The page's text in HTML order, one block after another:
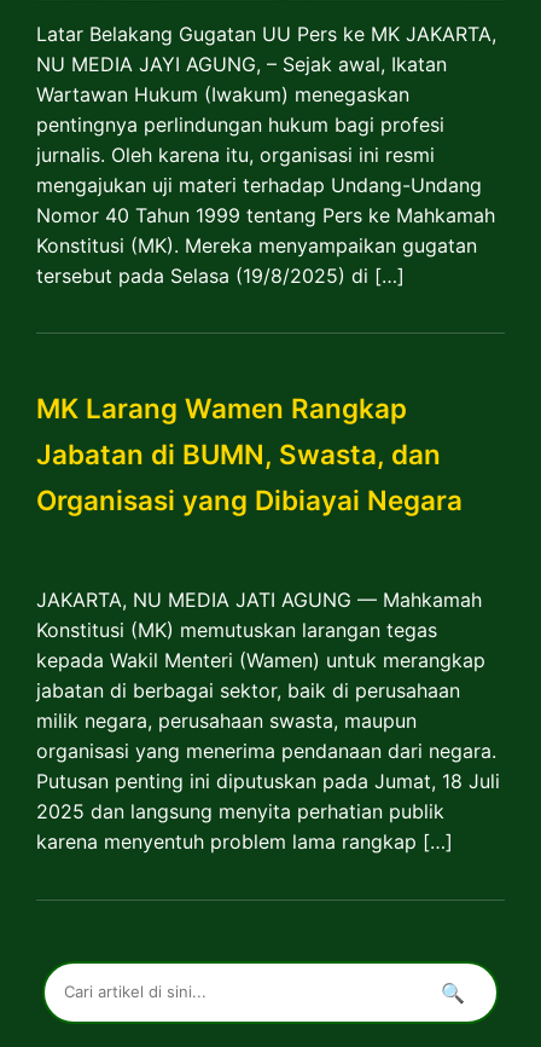
Latar Belakang Gugatan UU Pers ke MK JAKARTA,
NU MEDIA JAYI AGUNG, – Sejak awal, Ikatan
Wartawan Hukum (Iwakum) menegaskan
pentingnya perlindungan hukum bagi profesi
jurnalis. Oleh karena itu, organisasi ini resmi
mengajukan uji materi terhadap Undang-Undang
Nomor 40 Tahun 1999 tentang Pers ke Mahkamah
Konstitusi (MK). Mereka menyampaikan gugatan
tersebut pada Selasa (19/8/2025) di […]
MK Larang Wamen Rangkap
Jabatan di BUMN, Swasta, dan
Organisasi yang Dibiayai Negara
JAKARTA, NU MEDIA JATI AGUNG — Mahkamah
Konstitusi (MK) memutuskan larangan tegas
kepada Wakil Menteri (Wamen) untuk merangkap
jabatan di berbagai sektor, baik di perusahaan
milik negara, perusahaan swasta, maupun
organisasi yang menerima pendanaan dari negara.
Putusan penting ini diputuskan pada Jumat, 18 Juli
2025 dan langsung menyita perhatian publik
karena menyentuh problem lama rangkap […]
🔍